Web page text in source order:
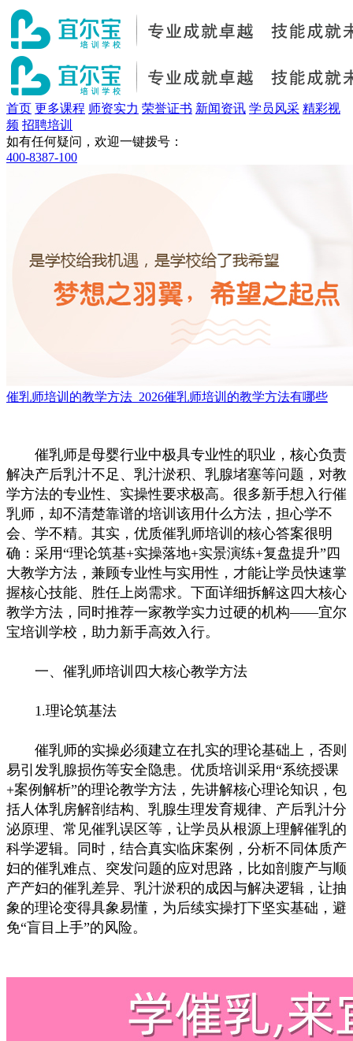
首页 更多课程 师资实力 荣誉证书 新闻资讯 学员风采 精彩视
频 招聘培训
如有任何疑问，欢迎一键拨号：
400-8387-100
催乳师培训的教学方法_2026催乳师培训的教学方法有哪些
催乳师是母婴行业中极具专业性的职业，核心负责
解决产后乳汁不足、乳汁淤积、乳腺堵塞等问题，对教
学方法的专业性、实操性要求极高。很多新手想入行催
乳师，却不清楚靠谱的培训该用什么方法，担心学不
会、学不精。其实，优质催乳师培训的核心答案很明
确：采用“理论筑基+实操落地+实景演练+复盘提升”四
大教学方法，兼顾专业性与实用性，才能让学员快速掌
握核心技能、胜任上岗需求。下面详细拆解这四大核心
教学方法，同时推荐一家教学实力过硬的机构——宜尔
宝培训学校，助力新手高效入行。
一、催乳师培训四大核心教学方法
1.理论筑基法
催乳师的实操必须建立在扎实的理论基础上，否则
易引发乳腺损伤等安全隐患。优质培训采用“系统授课
+案例解析”的理论教学方法，先讲解核心理论知识，包
括人体乳房解剖结构、乳腺生理发育规律、产后乳汁分
泌原理、常见催乳误区等，让学员从根源上理解催乳的
科学逻辑。同时，结合真实临床案例，分析不同体质产
妇的催乳难点、突发问题的应对思路，比如剖腹产与顺
产产妇的催乳差异、乳汁淤积的成因与解决逻辑，让抽
象的理论变得具象易懂，为后续实操打下坚实基础，避
免“盲目上手”的风险。